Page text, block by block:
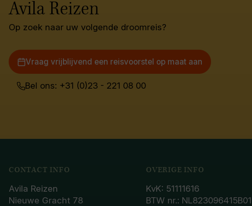
Avila Reizen
Op zoek naar uw volgende droomreis?
Vraag vrijblijvend een reisvoorstel op maat aan
Bel ons: +31 (0)23 - 221 08 00
CONTACT INFO
Avila Reizen
Nieuwe Gracht 78
OVERIGE INFO
KvK: 51111616
BTW nr.: NL823096415B01